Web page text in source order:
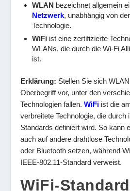
WLAN bezeichnet allgemein
Netzwerk, unabhängig von
Technologie.
WiFi ist eine zertifizierte
WLANs, die durch die Wi-Fi
ist.
Erklärung: Stellen Sie sich
Oberbegriff vor, unter den
Technologien fallen.WiFi ist die
verbreitete Technologie, die durch
Standards definiert wird. So kann
auch auf andere drahtlose
oder Bluetooth setzen, während
IEEE-802.11-Standard verweist.
WiFi-